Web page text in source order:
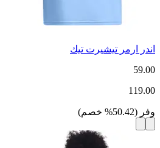
اندر ارمر تيشيرت تيك
59.00
119.00
وفر (
50.42
% خصم)